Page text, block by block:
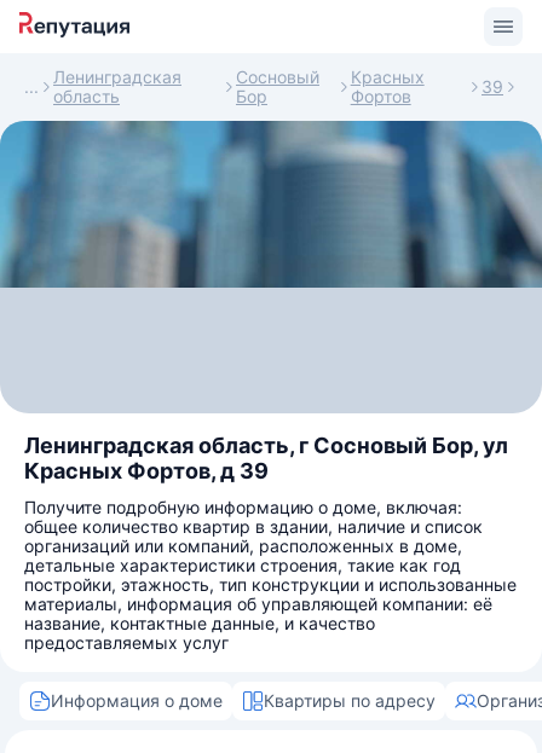
Ленинградская
область
Сосновый
Бор
Красных
Фортов
39
Ленинградская область, г Сосновый Бор, ул
Красных Фортов, д 39
Получите подробную информацию о доме, включая:
общее количество квартир в здании, наличие и список
организаций или компаний, расположенных в доме,
детальные характеристики строения, такие как год
постройки, этажность, тип конструкции и использованные
материалы, информация об управляющей компании: её
название, контактные данные, и качество
предоставляемых услуг
Информация о доме Квартиры по адресу